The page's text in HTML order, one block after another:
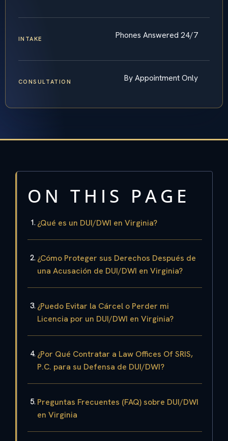
INTAKE Phones Answered 24/7
CONSULTATION By Appointment Only
ON THIS PAGE
¿Qué es un DUI/DWI en Virginia?
¿Cómo Proteger sus Derechos Después de
una Acusación de DUI/DWI en Virginia?
¿Puedo Evitar la Cárcel o Perder mi
Licencia por un DUI/DWI en Virginia?
¿Por Qué Contratar a Law Offices Of SRIS,
P.C. para su Defensa de DUI/DWI?
Preguntas Frecuentes (FAQ) sobre DUI/DWI
en Virginia